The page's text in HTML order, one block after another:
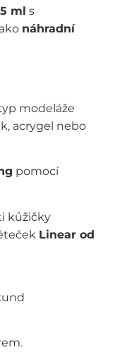
ml s
náhradní
modeláže
acrygel nebo
pomocí
kůžičky
Linear od